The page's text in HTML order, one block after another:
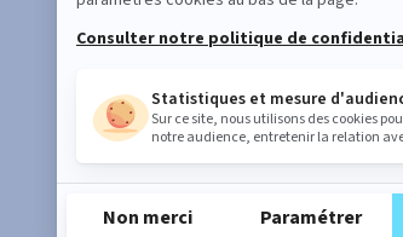
101 nuits d'essai
Paiement 3x ou 4x sans
Demande de retour
Faire une réclamation